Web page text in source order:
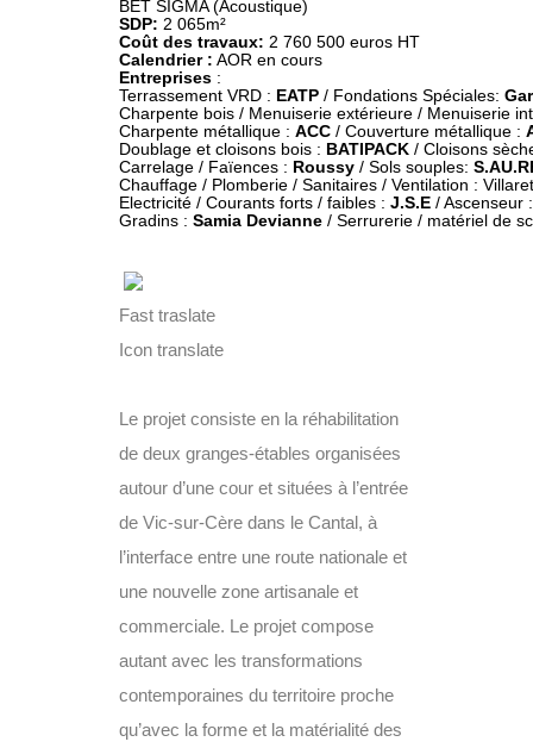
SDP:
Coût des travaux:
Calendrier :
Entreprises :
Terrassement VRD : EATP / Fondations Spéciales:
Charpente bois / Menuiserie extérieure / Menuiserie
Charpente métallique : ACC / Couverture métallique :
Doublage et cloisons bois : BATIPACK / Cloisons
Carrelage / Faïences : Roussy / Sols souples:
Chauffage / Plomberie / Sanitaires / Ventilation :
Electricité / Courants forts / faibles : J.S.E / Ascenseur
Gradins : Samia Devianne / Serrurerie / matériel de
Fast traslate
Icon translate
Le projet consiste en la réhabilitation
de deux granges-étables organisées
autour d’une cour et situées à l’entrée
de Vic-sur-Cère dans le Cantal, à
l’interface entre une route nationale et
une nouvelle zone artisanale et
commerciale. Le projet compose
autant avec les transformations
contemporaines du territoire proche
qu’avec la forme et la matérialité des